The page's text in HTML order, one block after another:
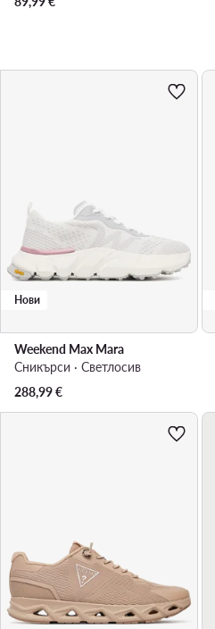
Нови
Weekend Max Mara
Сникърси · Светлосив
288,99€